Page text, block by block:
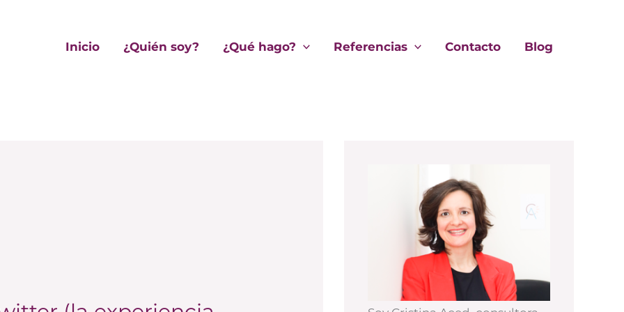
Inicio ¿Quién soy? ¿Qué hago? Referencias Contacto Blog